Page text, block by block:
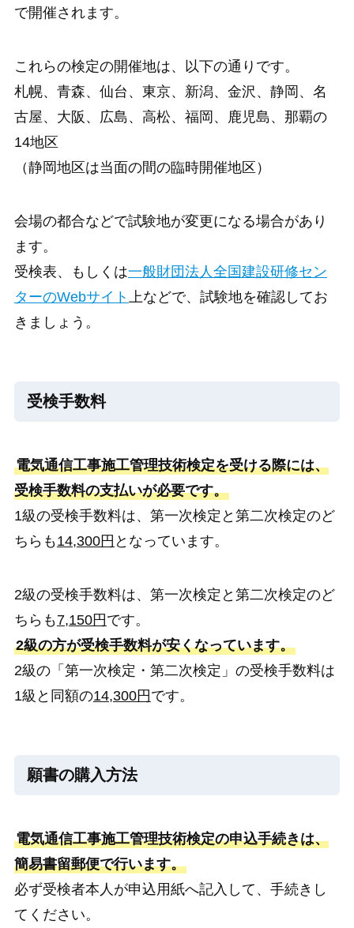
で開催されます。
これらの検定の開催地は、以下の通りです。
札幌、青森、仙台、東京、新潟、金沢、静岡、名
古屋、大阪、広島、高松、福岡、鹿児島、那覇の
14地区
（静岡地区は当面の間の臨時開催地区）
会場の都合などで試験地が変更になる場合があり
ます。
受検表、もしくは一般財団法人全国建設研修セン
ターのWebサイト 上などで、試験地を確認してお
きましょう。
受検手数料
電気通信工事施工管理技術検定を受ける際には、
受検手数料の支払いが必要です。
1級の受検手数料は、第一次検定と第二次検定のど
ちらも 14,300円 となっています。
2級の受検手数料は、第一次検定と第二次検定のど
ちらも 7,150円 です。
2級の方が受検手数料が安くなっています。
2級の「第一次検定・第二次検定」の受検手数料は
1級と同額の14,300円 です。
願書の購入方法
電気通信工事施工管理技術検定の申込手続きは、
簡易書留郵便で行います。
必ず受検者本人が申込用紙へ記入して、手続きし
てください。